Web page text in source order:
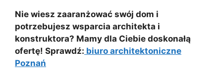
Nie wiesz zaaranżować swój dom i
potrzebujesz wsparcia architekta i
konstruktora? Mamy dla Ciebie doskonałą
ofertę! Sprawdź: biuro architektoniczne
Poznań